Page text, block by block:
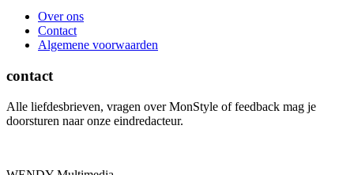
Over ons
Contact
Algemene voorwaarden
contact
Alle liefdesbrieven, vragen over MonStyle of feedback mag je
doorsturen naar onze eindredacteur.